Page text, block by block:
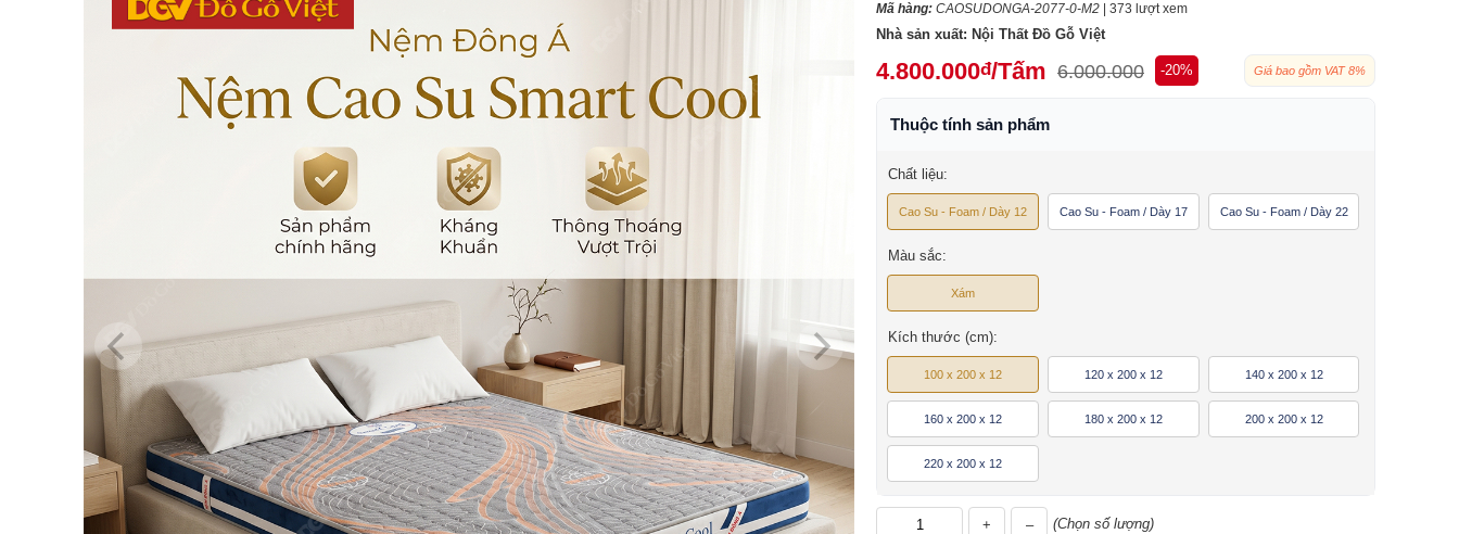
Mã hàng: CAOSUDONGA-2077-0-M2 | 373 lượt xem
Nhà sản xuất: Nội Thất Đồ Gỗ Việt
4.800.000đ/Tấm 6.000.000 -20% Giá bao gồm VAT 8%
Thuộc tính sản phẩm
Chất liệu:
Cao Su - Foam / Dày 12 Cao Su - Foam / Dày 17 Cao Su - Foam / Dày 22
Màu sắc:
Xám
Kích thước (cm):
100 x 200 x 12 120 x 200 x 12 140 x 200 x 12
160 x 200 x 12 180 x 200 x 12 200 x 200 x 12
220 x 200 x 12
+ – (Chọn số lượng)